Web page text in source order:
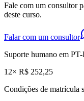
Fale com um consultor
deste curso.
Falar com um consultor
Suporte humano em
12× R$ 252,25
Condições de matrícula